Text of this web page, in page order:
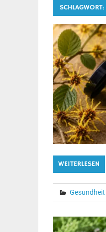
SCHLAGWORT:
WEITERLESEN
Gesundheit